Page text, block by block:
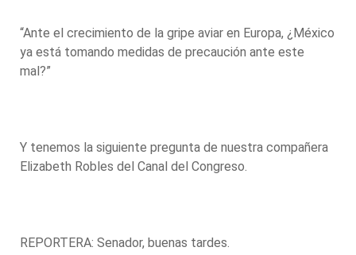
“Ante el crecimiento de la gripe aviar en Europa, ¿México
ya está tomando medidas de precaución ante este
mal?”
Y tenemos la siguiente pregunta de nuestra compañera
Elizabeth Robles del Canal del Congreso.
REPORTERA: Senador, buenas tardes.